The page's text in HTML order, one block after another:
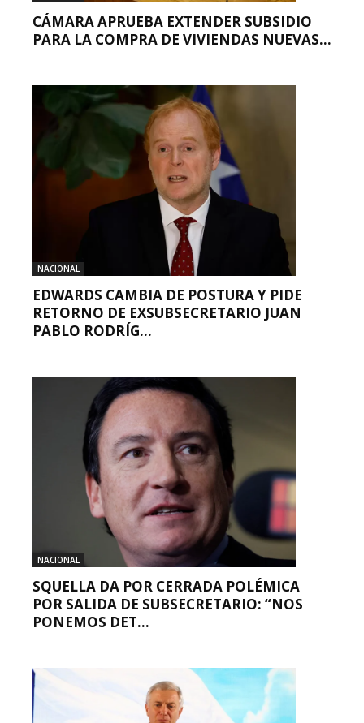
CÁMARA APRUEBA EXTENDER SUBSIDIO
PARA LA COMPRA DE VIVIENDAS NUEVAS...
NACIONAL
EDWARDS CAMBIA DE POSTURA Y PIDE
RETORNO DE EXSUBSECRETARIO JUAN
PABLO RODRÍG...
NACIONAL
SQUELLA DA POR CERRADA POLÉMICA
POR SALIDA DE SUBSECRETARIO: “NOS
PONEMOS DET...